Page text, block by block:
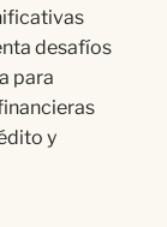
desafíos
para
y